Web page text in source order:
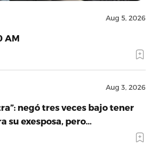
Aug 5, 2026
AM
Aug 3, 2026
negó tres veces bajo tener
su exesposa, pero…